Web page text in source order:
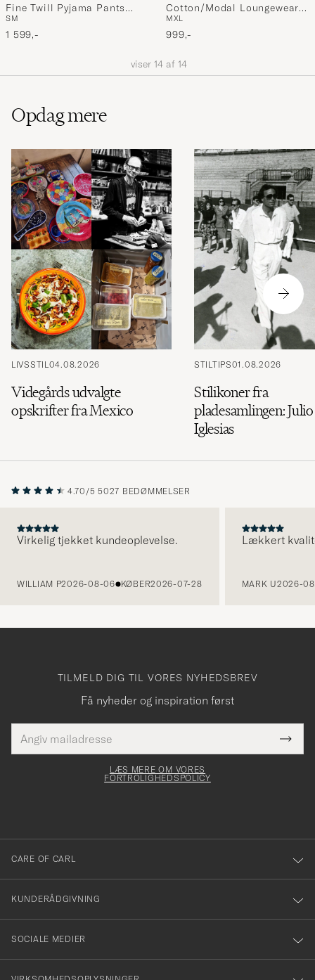
Fine Twill Pyjama Pants
Serra Checks
SM
1 599,-
Cotton/Modal Loungewear
Shorts Midnight
MXL
999,-
viser 14 af 14
Opdag mere
LIVSSTIL04.08.2026
Videgårds udvalgte
opskrifter fra Mexico
STILTIPS01.08.2026
Stilikoner fra
pladesamlingen: Julio
Iglesias
4.70/5 5027 BEDØMMELSER
Virkelig tjekket kundeoplevelse.
WILLIAM P2026-08-06 KØBER2026-07-28
Lækkert
MARK U2026-
TILMELD DIG TIL VORES NYHEDSBREV
Få nyheder og inspiration først
mailadresse
skal
Tack
för
dig
till
vårt
nyhetsbrev!
LÆS MERE OM VORES
FORTROLIGHEDSPOLICY
CARE OF CARL
KUNDERÅDGIVNING
SOCIALE MEDIER